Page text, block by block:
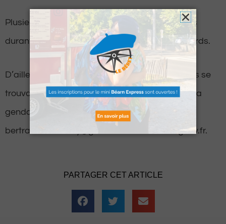
Plusieurs centaines d’objets ont été découverts
durant les perquisitions aux domiciles des pillards.
D’ailleurs, si vous reconnaissez un ou des objets se
trouvant dans la listeci-lien, veuillez contacter la
gendarmerie à l’adresse mail suivante :
bertrand.delannoy@gendarmerie.interieur.gouv.fr.
PARTAGER CET ARTICLE